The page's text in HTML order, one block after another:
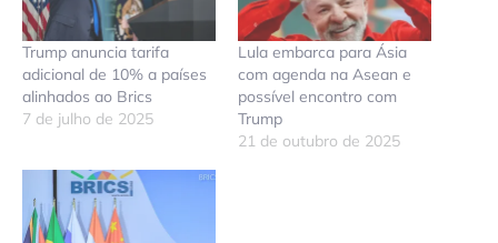
Trump anuncia tarifa
adicional de 10% a países
alinhados ao Brics
7 de julho de 2025
Lula embarca para Ásia
com agenda na Asean e
possível encontro com
Trump
21 de outubro de 2025